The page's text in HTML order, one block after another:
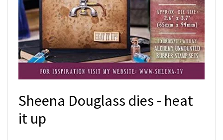
Sheena Douglass dies - heat
it up